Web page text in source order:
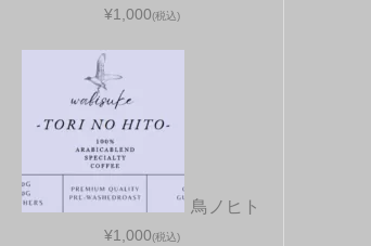
¥1,000(税込)
鳥ノヒト
¥1,000(税込)